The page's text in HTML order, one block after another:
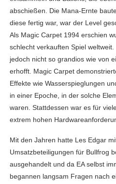
abschießen. Die Mana-Ernte
diese fertig war, war der Level
Als Magic Carpet 1994 erschien
schlecht verkauften Spiel
jedoch nicht so grandios wie von
erhofft. Magic Carpet
Effekte wie Wasserspieglungen
in einer Epoche, in der solche
waren. Stattdessen war es für
extrem hohen
Mit den Jahren hatte Les Edgar
Umsatzbeteiligungen für Bullfrog
ausgehandelt und da EA selbst
begannen langsam Fragen nach